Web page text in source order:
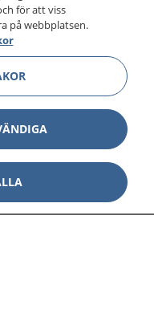
Visa
Visa
Visa
för att viss
på webbplatsen.